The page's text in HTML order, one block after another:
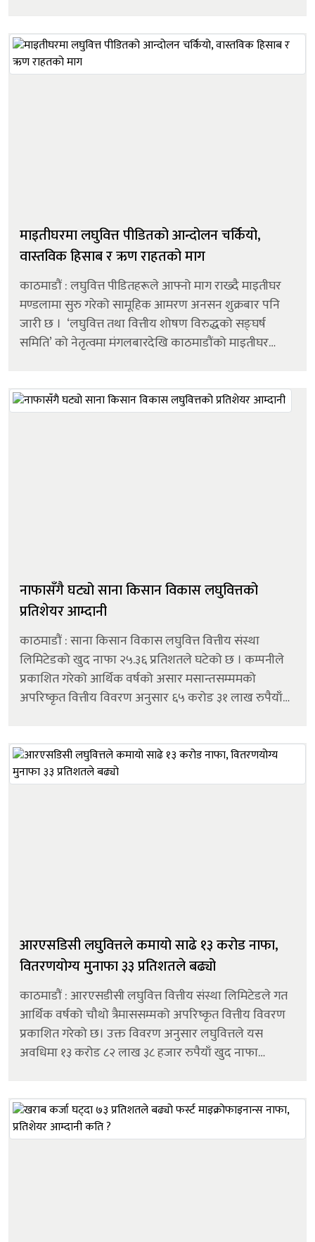
माइतीघरमा लघुवित्त पीडितको आन्दोलन चर्कियो,
वास्तविक हिसाब र ऋण राहतको माग
काठमाडौं : लघुवित्त पीडितहरूले आफ्नो माग राख्दै माइतीघर
मण्डलामा सुरु गरेको सामूहिक आमरण अनसन शुक्रबार पनि
जारी छ । ‘लघुवित्त तथा वित्तीय शोषण विरुद्धको सङ्घर्ष
समिति’ को नेतृत्वमा मंगलबारदेखि काठमाडौंको माइतीघर
नाफासँगै घट्यो साना किसान विकास लघुवित्तको
प्रतिशेयर आम्दानी
काठमाडौं : साना किसान विकास लघुवित्त वित्तीय संस्था
लिमिटेडको खुद नाफा २५.३६ प्रतिशतले घटेको छ । कम्पनीले
प्रकाशित गरेको आर्थिक वर्षको असार मसान्तसम्ममको
अपरिष्कृत वित्तीय विवरण अनुसार ६५ करोड ३१ लाख रुपैयाँ
आरएसडिसी लघुवित्तले कमायो साढे १३ करोड नाफा,
वितरणयोग्य मुनाफा ३३ प्रतिशतले बढ्यो
काठमाडौं : आरएसडीसी लघुवित्त वित्तीय संस्था लिमिटेडले गत
आर्थिक वर्षको चौथो त्रैमाससम्मको अपरिष्कृत वित्तीय विवरण
प्रकाशित गरेको छ। उक्त विवरण अनुसार लघुवित्तले यस
अवधिमा १३ करोड ८२ लाख ३८ हजार रुपैयाँ खुद नाफा